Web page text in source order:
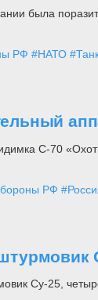
была
РФ #НАТО
С-70
РФ
Су-25,